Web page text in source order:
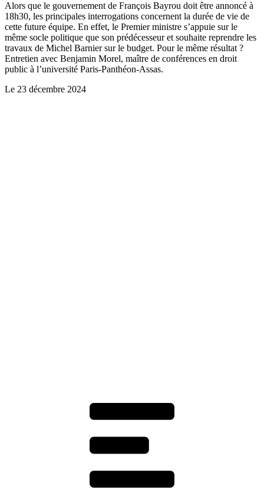
Alors que le gouvernement de François Bayrou doit être annoncé à
18h30, les principales interrogations concernent la durée de vie de
cette future équipe. En effet, le Premier ministre s’appuie sur le
même socle politique que son prédécesseur et souhaite reprendre les
travaux de Michel Barnier sur le budget. Pour le même résultat ?
Entretien avec Benjamin Morel, maître de conférences en droit
public à l’université Paris-Panthéon-Assas.
Le 23 décembre 2024